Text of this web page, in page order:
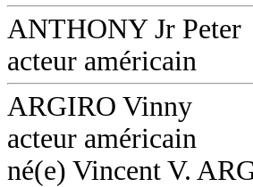
ANTHONY Jr Peter
acteur américain
ARGIRO Vinny
acteur américain
né(e) Vincent V.